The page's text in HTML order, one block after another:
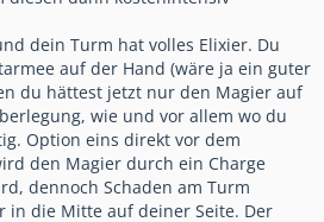
dein Turm hat volles Elixier. Du
auf der Hand (wäre ja ein guter
du hättest jetzt nur den Magier auf
wie und vor allem wo du
Option eins direkt vor dem
den Magier durch ein Charge
dennoch Schaden am Turm
in die Mitte auf deiner Seite. Der